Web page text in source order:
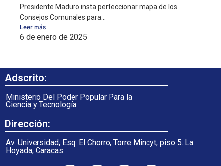
Presidente Maduro insta perfeccionar mapa de los
Consejos Comunales para...
Leer más
6 de enero de 2025
Adscrito:
Ministerio Del Poder Popular Para la
Ciencia y Tecnología
Dirección:
Av. Universidad, Esq. El Chorro, Torre Mincyt, piso 5. La
Hoyada, Caracas.